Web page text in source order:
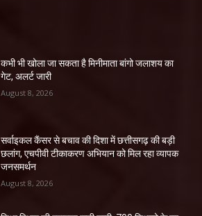
कभी भी खोला जा सकता है मिनीमाता बांगो जलाशय का
गेट, अलर्ट जारी
August 8, 2026
सर्वाइकल कैंसर से बचाव की दिशा में छत्तीसगढ़ की बड़ी
छलांग, एचपीवी टीकाकरण अभियान को मिल रहा व्यापक
जनसमर्थन
August 8, 2026